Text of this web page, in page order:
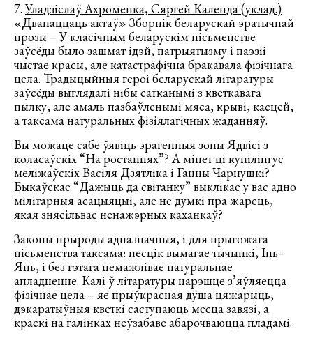
7.Уладзіслаў Ахроменка, Сяргей Календа (уклад.)
«Дванаццаць актаў» Зборнік беларускай эратычнай
прозы – У класічным беларускім пісьменстве
заўсёды было зашмат ідэй, патрыятызму і паэзіі
чыстае красы, але катастрафічна бракавала фізічнага
цела. Традыцыйныя героі беларускай літаратуры
заўсёды выглядалі нібы сатканымі з кветкавага
пылку, але амаль пазбаўленымі мяса, крыві, касцей,
а таксама натуральных фізіялагічных жаданняў.
Вы можаце сабе ўявіць эрагенныя зоны Ядвісі з
коласаўскіх “На ростаннях”? А мінет ці кунілінгус
меліжаўскіх Васіля Дзятліка і Ганны Чарнушкі?
Быкаўскае “Дажыць да світанку” выклікае у вас адно
мілітарныя асацыяцыі, але не думкі пра жарсць,
якая знясільвае ненажэрных каханкаў?
Законы прыроды адназначныя, і для прыгожага
пісьменства таксама: песцік вымагае тычынкі, Інь–
Янь, і без гэтага немажлівае натуральнае
апладненне. Калі ў літаратуры нарэшце з’яўляецца
фізічнае цела – яе прыўкрасная душа цяжарыць,
дэкаратыўныя кветкі саступаюць месца завязі, а
краскі на галінках неўзабаве абарочваюцца пладамі.